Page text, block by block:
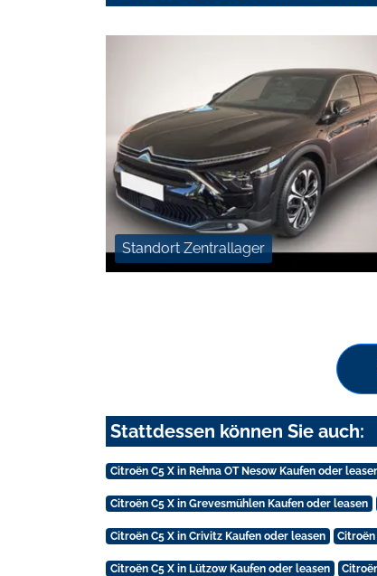
Standort Zentrallager
Stattdessen können Sie auch:
Citroën C5 X in Rehna OT Nesow Kaufen oder
Citroën C5 X in Grevesmühlen Kaufen oder leasen
Citroën C5 X in Crivitz Kaufen oder leasen
Citroën C5 X in Lützow Kaufen oder leasen